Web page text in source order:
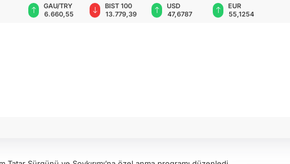
GAU/TRY
6.660,55
BIST 100
13.779,39
USD
47,6787
EUR
55,1254